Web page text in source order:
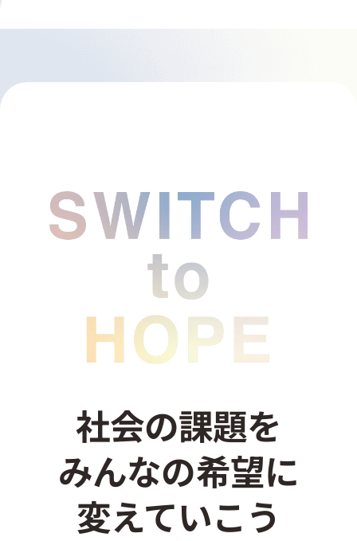
アライになる
サービスを利用する
プレスルーム
社会の課題を
みんなの希望に
変えていこう